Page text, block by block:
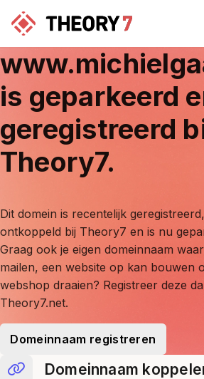
is geparkeerd
geregistreerd
Theory7.
Dit domein is recentelijk
ontkoppeld bij Theory7 en is nu
Graag ook je eigen domeinnaam
mailen, een website op kan bouwen
webshop draaien? Registreer deze
Theory7.net.
Domeinnaam registreren
Domeinnaam